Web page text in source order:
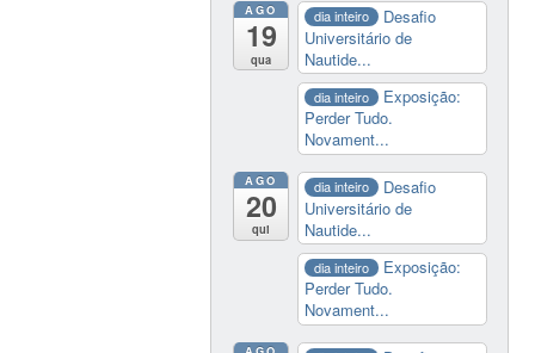
AGO
19
qua
dia inteiro
Desafio
Universitário de
Nautide...
dia inteiro
Exposição:
Perder Tudo.
Novament...
AGO
20
qui
dia inteiro
Desafio
Universitário de
Nautide...
dia inteiro
Exposição:
Perder Tudo.
Novament...